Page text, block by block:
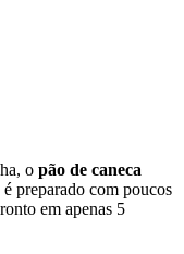
o pão de caneca
preparado com poucos
em apenas 5